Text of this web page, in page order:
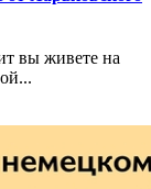
вы живете на